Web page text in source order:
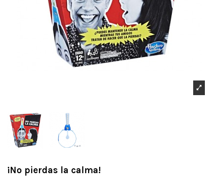
¡No pierdas la calma!